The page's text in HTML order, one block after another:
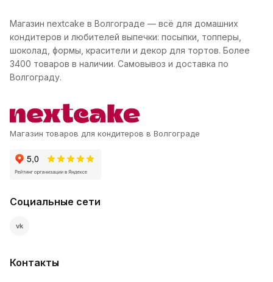
Магазин nextcake в Волгограде — всё для домашних
кондитеров и любителей выпечки: посыпки, топперы,
шоколад, формы, красители и декор для тортов. Более
3400 товаров в наличии. Самовывоз и доставка по
Волгограду.
Магазин товаров для кондитеров в Волгограде
Социальные сети
vk
Контакты